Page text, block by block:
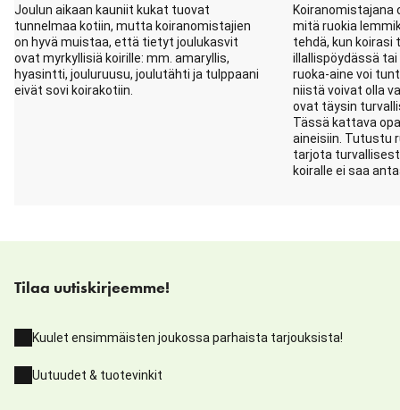
Joulun aikaan kauniit kukat tuovat
tunnelmaa kotiin, mutta koiranomistajien
on hyvä muistaa, että tietyt joulukasvit
ovat myrkyllisiä koirille: mm. amaryllis,
hyasintti, jouluruusu, joulutähti ja tulppaani
eivät sovi koirakotiin.
mitä ruokia
tehdä, kun
illallispöydässä
ruoka-aine voi
niistä voivat olla
ovat täysin
Tässä kattava
aineisiin. Tutustu
tarjota
koiralle ei saa
Tilaa uutiskirjeemme!
Kuulet ensimmäisten joukossa parhaista tarjouksista!
Uutuudet & tuotevinkit